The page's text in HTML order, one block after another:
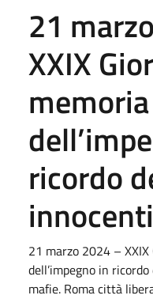
21
XXIX
ricordo
21 marzo 2024 –
dell’impegno in
mafie. Roma città